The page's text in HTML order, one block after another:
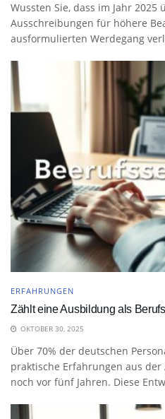
Wussten Sie, dass im Jahr 2025
Ausschreibungen für höhere
ausformulierten Werdegang
ERFAHRUNGEN
Zählt eine Ausbildung als
OKTOBER 30, 2025
Über 70% der deutschen
praktische Erfahrungen aus
noch vor fünf Jahren. Diese